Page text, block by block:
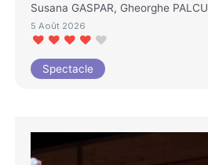
Susana GASPAR, Gheorghe PALCU
5 Août 2026
Spectacle